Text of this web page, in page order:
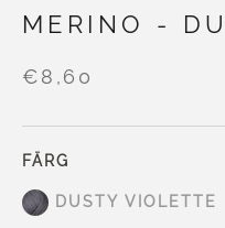
MERINO -
€8,60
FÄRG
DUSTY VIOLETTE